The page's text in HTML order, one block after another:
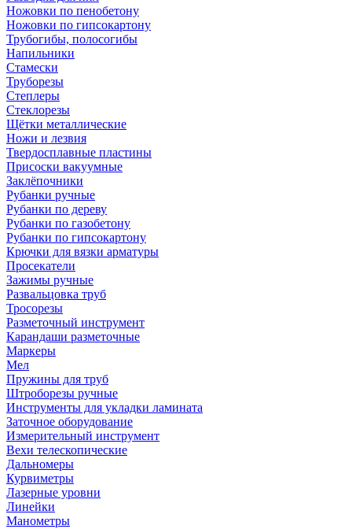
Ножовки по пенобетону
Ножовки по гипсокартону
Трубогибы, полосогибы
Напильники
Стамески
Труборезы
Степлеры
Стеклорезы
Щётки металлические
Ножи и лезвия
Твердосплавные пластины
Присоски вакуумные
Заклёпочники
Рубанки ручные
Рубанки по дереву
Рубанки по газобетону
Рубанки по гипсокартону
Крючки для вязки арматуры
Просекатели
Зажимы ручные
Развальцовка труб
Тросорезы
Разметочный инструмент
Карандаши разметочные
Маркеры
Мел
Пружины для труб
Штроборезы ручные
Инструменты для укладки ламината
Заточное оборудование
Измерительный инструмент
Вехи телескопические
Дальномеры
Курвиметры
Лазерные уровни
Линейки
Манометры